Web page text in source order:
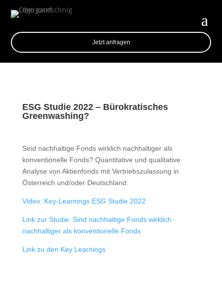
Jetzt anfragen
ESG Studie 2022 – Bürokratisches
Greenwashing?
Sind nachhaltige Fonds wirklich nachhaltiger als
konventionelle Fonds? Quantitative und qualitative
Analyse von Aktienfonds mit Vertriebszulassung in
Österreich und/oder Deutschland:
Video: Key-Learnings ESG Studie 2022
Link zur Studie: Sind nachhaltige Fonds wirklich
nachhaltiger als konventionelle Fonds
Link zu den Key Learnings